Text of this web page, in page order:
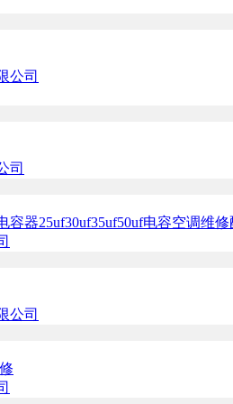
公司
司
容器25uf30uf35uf50uf电容空调维修
公司